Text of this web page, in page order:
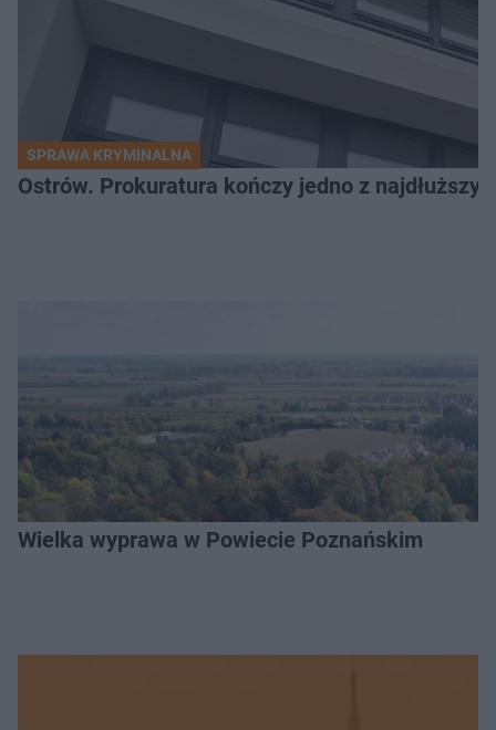
SPRAWA KRYMINALNA
Ostrów. Prokuratura kończy jedno z
Wielka wyprawa w Powiecie Poznańskim